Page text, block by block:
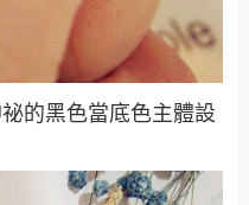
的黑色當底色主體設